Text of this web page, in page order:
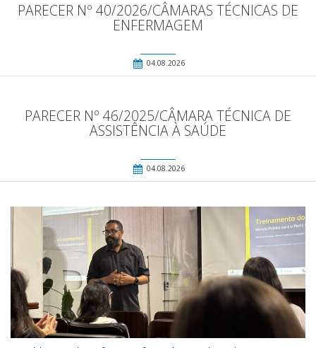
PARECER Nº 40/2026/CÂMARAS TÉCNICAS DE
ENFERMAGEM
04.08.2026
PARECER Nº 46/2025/CÂMARA TÉCNICA DE
ASSISTÊNCIA À SAÚDE
04.08.2026